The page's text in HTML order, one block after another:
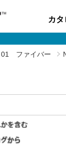
カ
01 ファイバー